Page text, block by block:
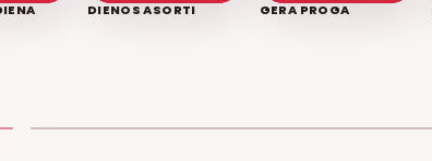
DIENOS ASORTI GERA PROGA